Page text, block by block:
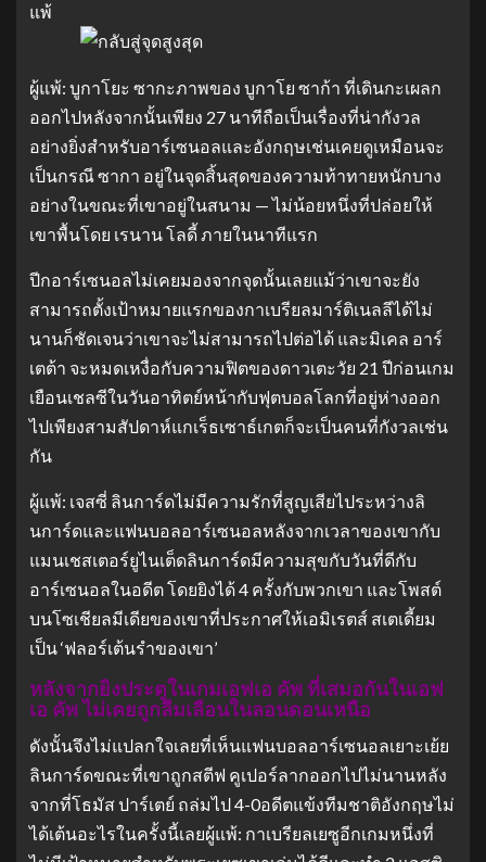
แพ้
ผู้แพ้: บูกาโยะ ซากะภาพของ บูกาโย ซาก้า ที่เดินกะเผลก
ออกไปหลังจากนั้นเพียง 27 นาทีถือเป็นเรื่องที่น่ากังวล
อย่างยิ่งสําหรับอาร์เซนอลและอังกฤษเช่นเคยดูเหมือนจะ
เป็นกรณี ซากา อยู่ในจุดสิ้นสุดของความท้าทายหนักบาง
อย่างในขณะที่เขาอยู่ในสนาม — ไม่น้อยหนึ่งที่ปล่อยให้
เขาพื้นโดย เรนาน โลดี้ ภายในนาทีแรก
ปีกอาร์เซนอลไม่เคยมองจากจุดนั้นเลยแม้ว่าเขาจะยัง
สามารถตั้งเป้าหมายแรกของกาเบรียลมาร์ติเนลลีได้ไม่
นานก็ชัดเจนว่าเขาจะไม่สามารถไปต่อได้ และมิเคล อาร์
เตต้า จะหมดเหงื่อกับความฟิตของดาวเตะวัย 21 ปีก่อนเกม
เยือนเชลซีในวันอาทิตย์หน้ากับฟุตบอลโลกที่อยู่ห่างออก
ไปเพียงสามสัปดาห์แกเร็ธเซาธ์เกตก็จะเป็นคนที่กังวลเช่น
กัน
ผู้แพ้: เจสซี่ ลินการ์ดไม่มีความรักที่สูญเสียไประหว่างลิ
นการ์ดและแฟนบอลอาร์เซนอลหลังจากเวลาของเขากับ
แมนเชสเตอร์ยูไนเต็ดลินการ์ดมีความสุขกับวันที่ดีกับ
อาร์เซนอลในอดีต โดยยิงได้ 4 ครั้งกับพวกเขา และโพสต์
บนโซเชียลมีเดียของเขาที่ประกาศให้เอมิเรตส์ สเตเดี้ยม
เป็น ‘ฟลอร์เต้นรําของเขา’
หลังจากยิงประตูในเกมเอฟเอ คัพ ที่เสมอกันในเอฟ
เอ คัพ ไม่เคยถูกลืมเลือนในลอนดอนเหนือ
ดังนั้นจึงไม่แปลกใจเลยที่เห็นแฟนบอลอาร์เซนอลเยาะเย้ย
ลินการ์ดขณะที่เขาถูกสตีฟ คูเปอร์ลากออกไปไม่นานหลัง
จากที่โธมัส ปาร์เตย์ ถล่มไป 4-0อดีตแข้งทีมชาติอังกฤษไม่
ได้เต้นอะไรในครั้งนี้เลยผู้แพ้: กาเบรียลเยซูอีกเกมหนึ่งที่